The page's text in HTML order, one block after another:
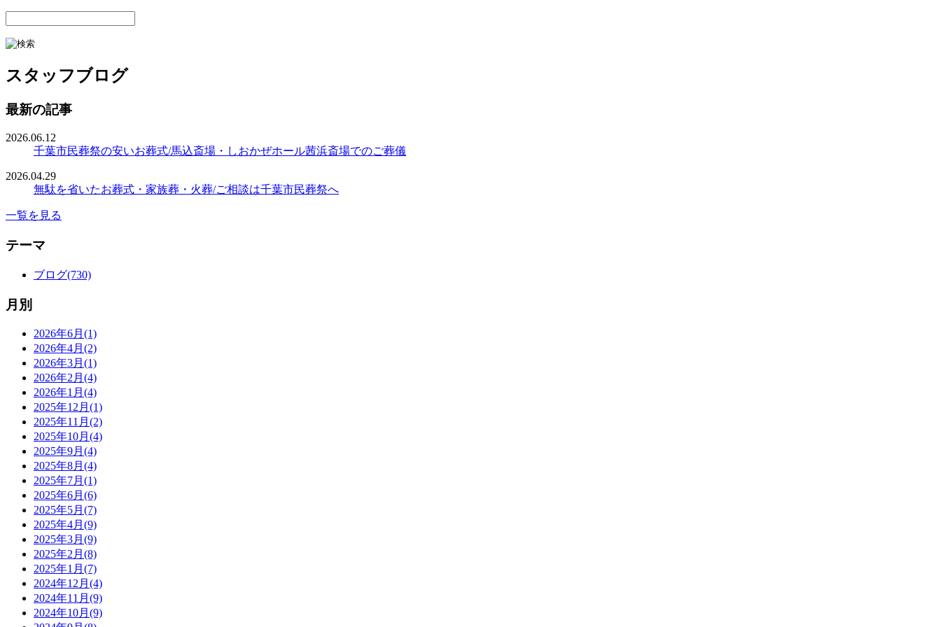
スタッフブログ
最新の記事
2026.06.12
千葉市民葬祭の安いお葬式/馬込斎場・しおかぜホール茜浜斎場でのご葬儀
2026.04.29
無駄を省いたお葬式・家族葬・火葬/ご相談は千葉市民葬祭へ
一覧を見る
テーマ
ブログ(730)
月別
2026年6月(1)
2026年4月(2)
2026年3月(1)
2026年2月(4)
2026年1月(4)
2025年12月(1)
2025年11月(2)
2025年10月(4)
2025年9月(4)
2025年8月(4)
2025年7月(1)
2025年6月(6)
2025年5月(7)
2025年4月(9)
2025年3月(9)
2025年2月(8)
2025年1月(7)
2024年12月(4)
2024年11月(9)
2024年10月(9)